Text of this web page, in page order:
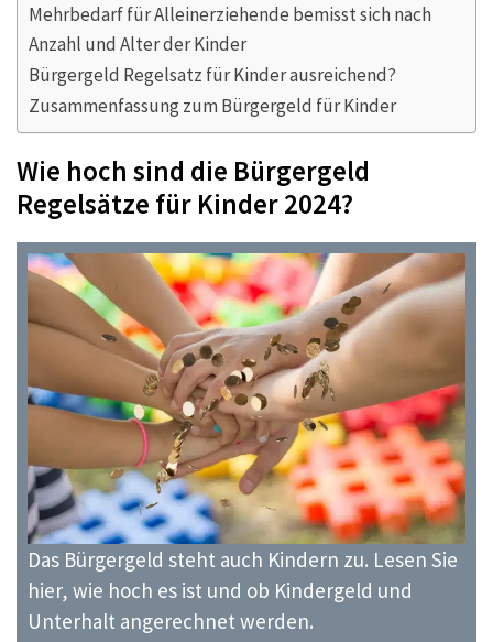
Mehrbedarf für Alleinerziehende bemisst sich nach
Anzahl und Alter der Kinder
Bürgergeld Regelsatz für Kinder ausreichend?
Zusammenfassung zum Bürgergeld für Kinder
Wie hoch sind die Bürgergeld
Regelsätze für Kinder 2024?
Das Bürgergeld steht auch Kindern zu. Lesen Sie
hier, wie hoch es ist und ob Kindergeld und
Unterhalt angerechnet werden.